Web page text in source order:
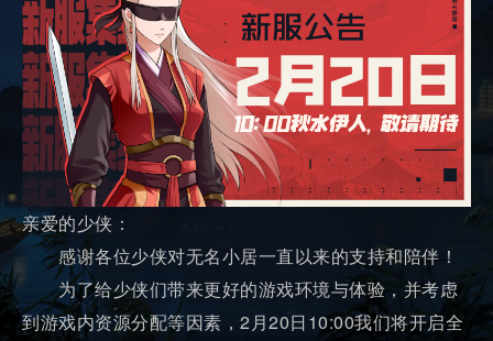
亲爱的少侠：
感谢各位少侠对无名小居一直以来的支持和陪伴！
为了给少侠们带来更好的游戏环境与体验，并考虑
到游戏内资源分配等因素，2月20日10:00我们将开启全